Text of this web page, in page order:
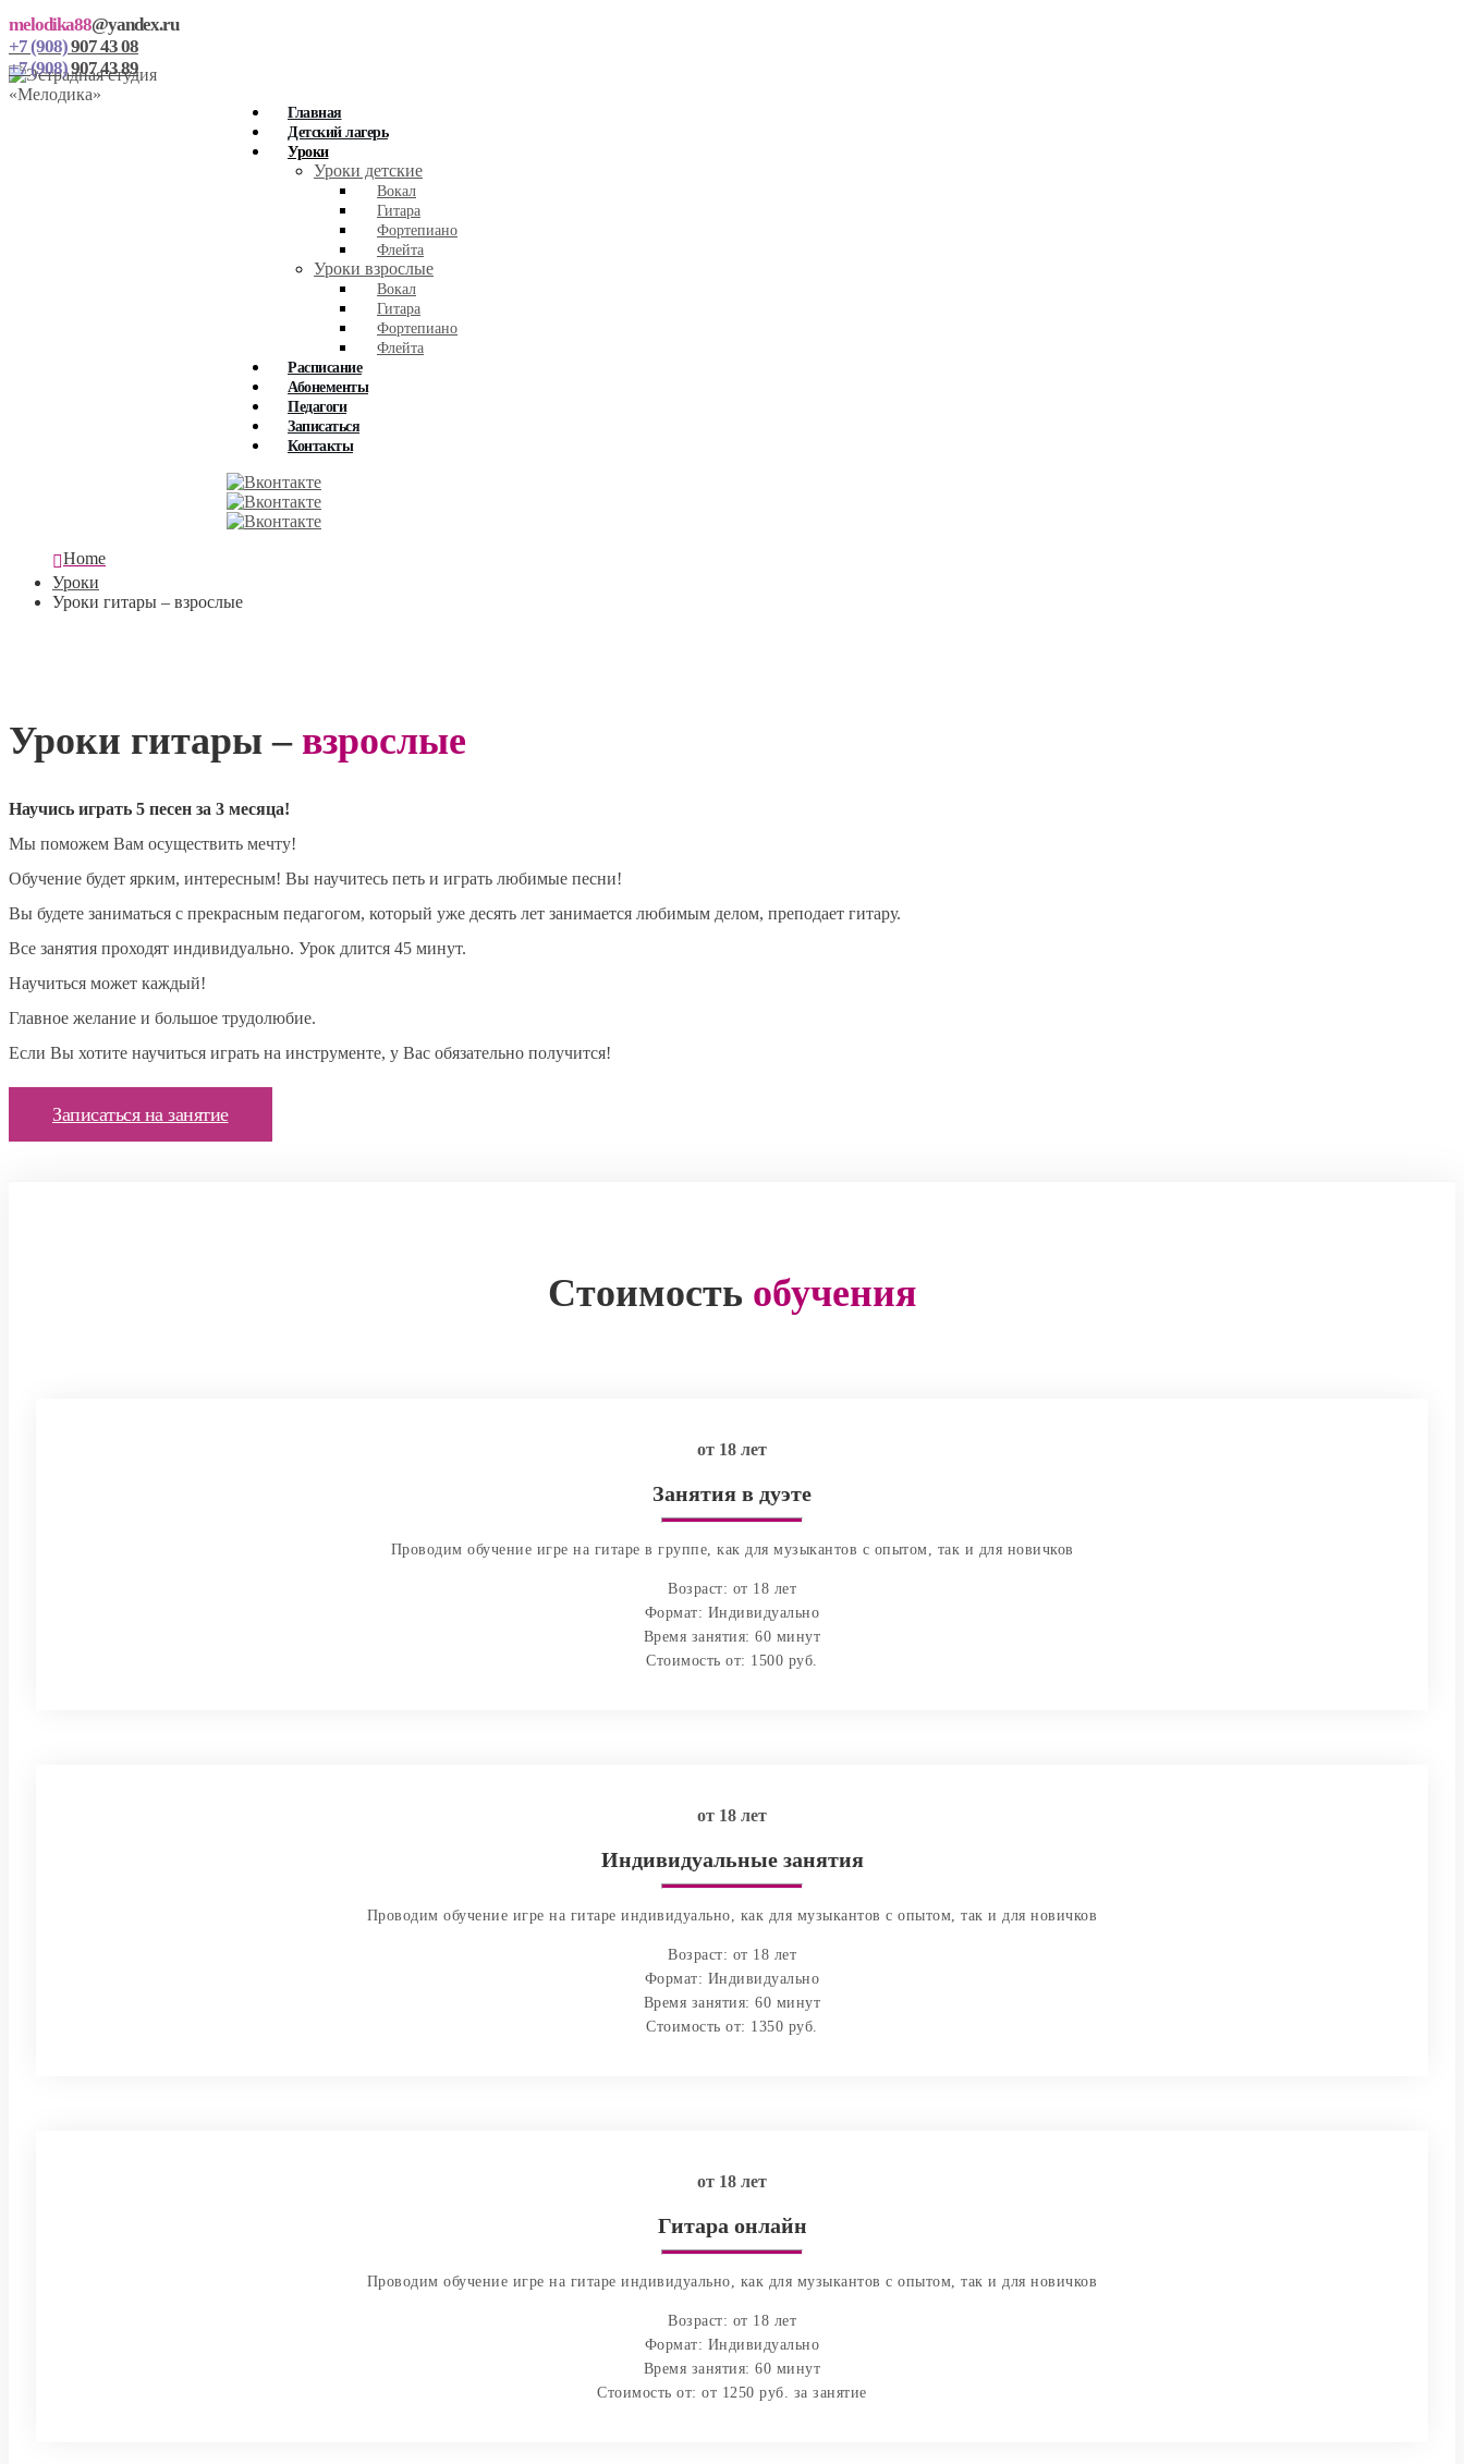
melodika88@yandex.ru
+7 (908)907 43 08
+7 (908)907 43 89
Главная
Детский лагерь
Уроки
Уроки детские
Вокал
Гитара
Фортепиано
Флейта
Уроки взрослые
Вокал
Гитара
Фортепиано
Флейта
Расписание
Абонементы
Педагоги
Записаться
Контакты
Home
Уроки
Уроки гитары – взрослые
Уроки гитары – взрослые
Научись играть 5 песен за 3 месяца!
Мы поможем Вам осуществить мечту!
Обучение будет ярким, интересным! Вы научитесь петь и играть любимые песни!
Вы будете заниматься с прекрасным педагогом, который уже десять лет занимается любимым делом, преподает гитару.
Все занятия проходят индивидуально. Урок длится 45 минут.
Научиться может каждый!
Главное желание и большое трудолюбие.
Если Вы хотите научиться играть на инструменте, у Вас обязательно получится!
Записаться на занятие
Стоимость обучения
от 18 лет
Занятия в дуэте
Проводим обучение игре на гитаре в группе, как для музыкантов с опытом, так и для новичков
Возраст: от 18 лет
Формат: Индивидуально
Время занятия: 60 минут
Стоимость от: 1500 руб.
от 18 лет
Индивидуальные занятия
Проводим обучение игре на гитаре индивидуально, как для музыкантов с опытом, так и для новичков
Возраст: от 18 лет
Формат: Индивидуально
Время занятия: 60 минут
Стоимость от: 1350 руб.
от 18 лет
Гитара онлайн
Проводим обучение игре на гитаре индивидуально, как для музыкантов с опытом, так и для новичков
Возраст: от 18 лет
Формат: Индивидуально
Время занятия: 60 минут
Стоимость от: от 1250 руб. за занятие